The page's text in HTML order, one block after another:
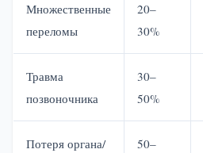
Множественные
переломы
20–
30%
Травма
позвоночника
30–
50%
Потеря органа/
50–